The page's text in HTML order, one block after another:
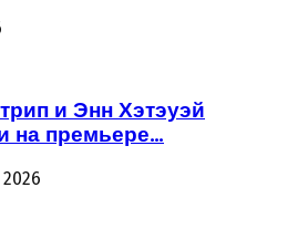
и Энн Хэтэуэй
на премьере…